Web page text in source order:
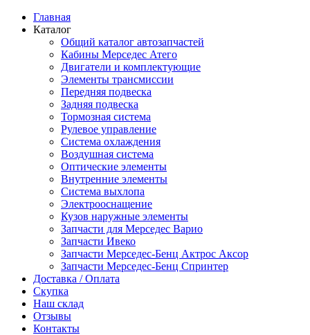
Главная
Каталог
Общий каталог автозапчастей
Кабины Мерседес Атего
Двигатели и комплектующие
Элементы трансмиссии
Передняя подвеска
Задняя подвеска
Тормозная сиcтема
Рулевое управление
Система охлаждения
Воздушная система
Оптические элементы
Внутренние элементы
Система выхлопа
Электрооснащение
Кузов наружные элементы
Запчасти для Мерседес Варио
Запчасти Ивеко
Запчасти Мерседес-Бенц Актрос Аксор
Запчасти Мерседес-Бенц Спринтер
Доставка / Оплата
Скупка
Наш склад
Отзывы
Контакты